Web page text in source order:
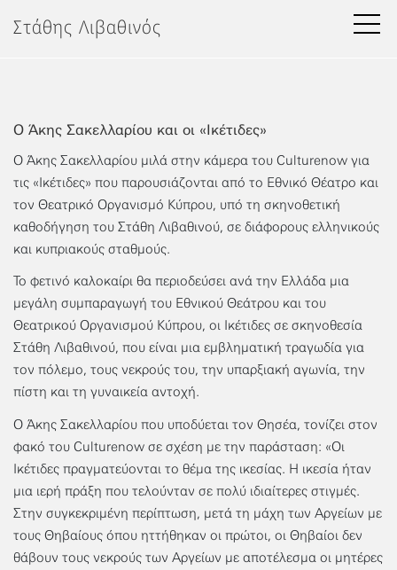
στοΣτάθης Λιβαθινός
Ο Άκης Σακελλαρίου και οι «Ικέτιδες»
Ο Άκης Σακελλαρίου μιλά στην κάμερα του Culturenow για
τις «Ικέτιδες» που παρουσιάζονται από το Εθνικό Θέατρο και
τον Θεατρικό Οργανισμό Κύπρου, υπό τη σκηνοθετική
καθοδήγηση του Στάθη Λιβαθινού, σε διάφορους ελληνικούς
και κυπριακούς σταθμούς.
Το φετινό καλοκαίρι θα περιοδεύσει ανά την Ελλάδα μια
μεγάλη συμπαραγωγή του Εθνικού Θεάτρου και του
Θεατρικού Οργανισμού Κύπρου, οι Ικέτιδες σε σκηνοθεσία
Στάθη Λιβαθινού, που είναι μια εμβληματική τραγωδία για
τον πόλεμο, τους νεκρούς του, την υπαρξιακή αγωνία, την
πίστη και τη γυναικεία αντοχή.
Ο Άκης Σακελλαρίου που υποδύεται τον Θησέα, τονίζει στον
φακό του Culturenow σε σχέση με την παράσταση: «Οι
Ικέτιδες πραγματεύονται το θέμα της ικεσίας. Η ικεσία ήταν
μια ιερή πράξη που τελούνταν σε πολύ ιδιαίτερες στιγμές.
Στην συγκεκριμένη περίπτωση, μετά τη μάχη των Αργείων με
τους Θηβαίους όπου ηττήθηκαν οι πρώτοι, οι Θηβαίοι δεν
θάβουν τους νεκρούς των Αργείων με αποτέλεσμα οι μητέρες